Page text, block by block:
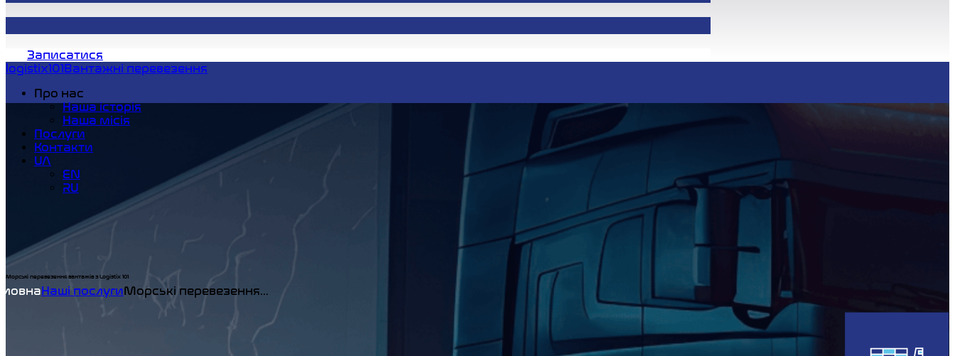
Записатися
logistix101Вантажні перевезення
Про нас
Наша історія
Наша місія
Послуги
Контакти
UA
EN
RU
Морські перевезення вантажів з Logistix 101
HomeНаші послугиМорські перевезення...